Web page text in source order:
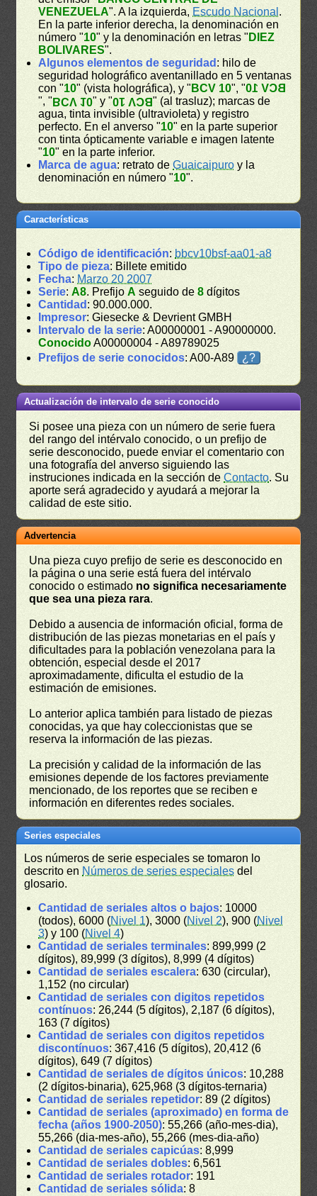
VENEZUELA". A la izquierda, Escudo Nacional .
En la parte inferior derecha, la denominación en
número "10" y la denominación en letras " DIEZ
BOLIVARES".
Algunos elementos de seguridad : hilo de
seguridad holográfico aventanillado en 5 ventanas
con "10" (vista holográfica), y " BCV 10", "BCV 10
", "BCV 10" y "BCV 10" (al trasluz); marcas de
agua, tinta invisible (ultravioleta) y registro
perfecto. En el anverso "10" en la parte superior
con tinta ópticamente variable e imagen latente
"10" en la parte inferior.
Marca de agua: retrato deGuaicaipuro y la
denominación en número "10".
Características
Código de identificación: bbcv10bsf-aa01-a8
Tipo de pieza: Billete emitido
Fecha: Marzo 20 2007
Serie:A8. PrefijoA seguido de8 dígitos
Cantidad : 90.000.000.
Impresor: Giesecke & Devrient GMBH
Intervalo de la serie: A00000001 - A90000000.
ConocidoA00000004 - A89789025
Prefijos de serie conocidos: A00-A89 ¿?
Actualización de intervalo de serie conocido
Si posee una pieza con un número de serie fuera
del rango del intérvalo conocido, o un prefijo de
serie desconocido, puede enviar el comentario con
una fotografía del anverso siguiendo las
instruciones indicada en la sección deContacto. Su
aporte será agradecido y ayudará a mejorar la
calidad de este sitio.
Advertencia
Una pieza cuyo prefijo de serie es desconocido en
la página o una serie está fuera del intérvalo
conocido o estimado no significa necesariamente
que sea una pieza rara.
Debido a ausencia de información oficial, forma de
distribución de las piezas monetarias en el país y
dificultades para la población venezolana para la
obtención, especial desde el 2017
aproximadamente, dificulta el estudio de la
estimación de emisiones.
Lo anterior aplica también para listado de piezas
conocidas, ya que hay coleccionistas que se
reserva la información de las piezas.
La precisión y calidad de la información de las
emisiones depende de los factores previamente
mencionado, de los reportes que se reciben e
información en diferentes redes sociales.
Series especiales
Los números de serie especiales se tomaron lo
descrito en Números de series especiales del
glosario.
Cantidad de seriales altos o bajos: 10000
(todos), 6000 (Nivel 1), 3000 (Nivel 2), 900 (Nivel
3) y 100 (Nivel 4)
Cantidad de seriales terminales: 899,999 (2
dígitos), 89,999 (3 dígitos), 8,999 (4 dígitos)
Cantidad de seriales escalera: 630 (circular),
1,152 (no circular)
Cantidad de seriales con digitos repetidos
contínuos: 26,244 (5 dígitos), 2,187 (6 dígitos),
163 (7 dígitos)
Cantidad de seriales con digitos repetidos
discontínuos: 367,416 (5 dígitos), 20,412 (6
dígitos), 649 (7 dígitos)
Cantidad de seriales de dígitos únicos: 10,288
(2 dígitos-binaria), 625,968 (3 dígitos-ternaria)
Cantidad de seriales repetidor: 89 (2 dígitos)
Cantidad de seriales (aproximado) en forma de
fecha (años 1900-2050): 55,266 (año-mes-dia),
55,266 (dia-mes-año), 55,266 (mes-dia-año)
Cantidad de seriales capicúas: 8,999
Cantidad de seriales dobles: 6,561
Cantidad de seriales rotador: 191
Cantidad de seriales sólida: 8